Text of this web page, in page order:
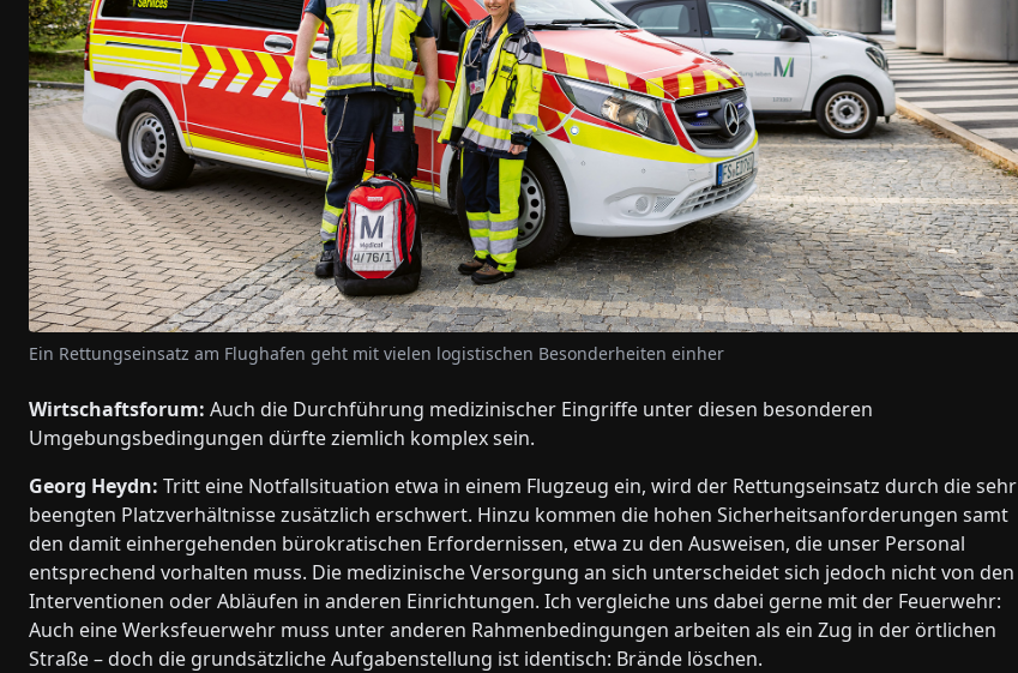
Ein Rettungseinsatz am Flughafen geht mit vielen logistischen Besonderheiten einher
Wirtschaftsforum: Auch die Durchführung medizinischer Eingriffe unter diesen besonderen
Umgebungsbedingungen dürfte ziemlich komplex sein.
Georg Heydn: Tritt eine Notfallsituation etwa in einem Flugzeug ein, wird der Rettungseinsatz durch die sehr
beengten Platzverhältnisse zusätzlich erschwert. Hinzu kommen die hohen Sicherheitsanforderungen samt
den damit einhergehenden bürokratischen Erfordernissen, etwa zu den Ausweisen, die unser Personal
entsprechend vorhalten muss. Die medizinische Versorgung an sich unterscheidet sich jedoch nicht von den
Interventionen oder Abläufen in anderen Einrichtungen. Ich vergleiche uns dabei gerne mit der Feuerwehr:
Auch eine Werksfeuerwehr muss unter anderen Rahmenbedingungen arbeiten als ein Zug in der örtlichen
Straße – doch die grundsätzliche Aufgabenstellung ist identisch: Brände löschen.